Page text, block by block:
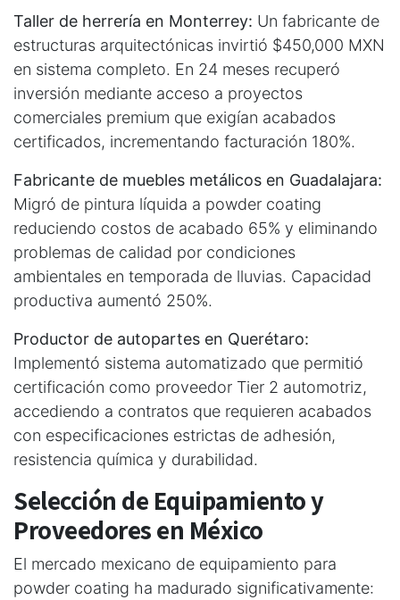
Taller de herrería en Monterrey: Un fabricante de
estructuras arquitectónicas invirtió $450,000 MXN
en sistema completo. En 24 meses recuperó
inversión mediante acceso a proyectos
comerciales premium que exigían acabados
certificados, incrementando facturación 180%.
Fabricante de muebles metálicos en Guadalajara:
Migró de pintura líquida a powder coating
reduciendo costos de acabado 65% y eliminando
problemas de calidad por condiciones
ambientales en temporada de lluvias. Capacidad
productiva aumentó 250%.
Productor de autopartes en Querétaro:
Implementó sistema automatizado que permitió
certificación como proveedor Tier 2 automotriz,
accediendo a contratos que requieren acabados
con especificaciones estrictas de adhesión,
resistencia química y durabilidad.
Selección de Equipamiento y
Proveedores en México
El mercado mexicano de equipamiento para
powder coating ha madurado significativamente: